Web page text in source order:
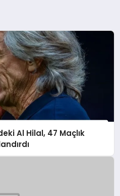
Al Hilal, 47 Maçlık